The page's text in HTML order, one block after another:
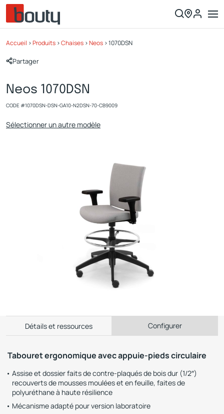
Accueil >Produits >Chaises >Neos >1070DSN
Partager
Neos 1070DSN
CODE #1070DSN-DSN-GA10-N2DSN-70-CB9009
Sélectionner un autre modèle
Détails et ressources Configurer
Tabouret ergonomique avec appuie-pieds circulaire
Assise et dossier faits de contre-plaqués de bois dur (1/2″)
recouverts de mousses moulées et en feuille, faites de
polyuréthane à haute résilience
Mécanisme adapté pour version laboratoire